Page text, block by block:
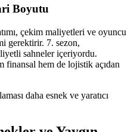
Boyutu
çekim maliyetleri ve oyuncu
gerektirir. 7. sezon,
sahneler içeriyordu.
finansal hem de lojistik açıdan
daha esnek ve yaratıcı